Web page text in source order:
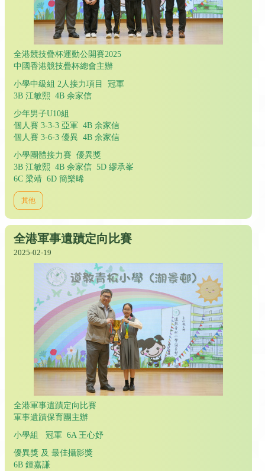
全港競技疊杯運動公開賽2025
中國香港競技疊杯總會主辦
小學中級組 2人接力項目 冠軍
3B 江敏熙 4B 余家信
少年男子U10組
個人賽 3-3-3 亞軍 4B 余家信
個人賽 3-6-3 優異 4B 余家信
小學團體接力賽 優異獎
3B 江敏熙 4B 余家信 5D 繆承峯
6C 梁靖 6D 簡樂晞
其他
全港軍事遺蹟定向比賽
2025-02-19
全港軍事遺蹟定向比賽
軍事遺蹟保育團主辦
小學組 冠軍 6A 王心妤
優異獎 及 最佳攝影獎
6B 鍾嘉謙